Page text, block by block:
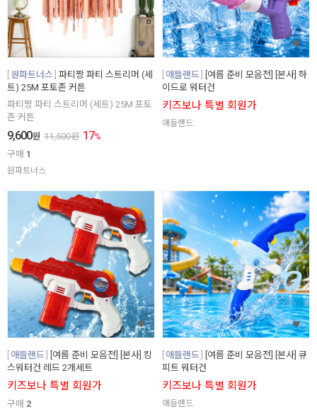
원파트너스 파티짱 파티 스트리머 (세
트) 25M 포토존 커튼
파티짱 파티 스트리머 (세트) 25M 포토
존 커튼
9,600원 11,500원 17%
구매 1
원파트너스
애들랜드
[여름 준비 모음전] [본사] 하
이드로 워터건
키즈보나 특별 회원가
애들랜드
애들랜드
[여름 준비 모음전] [본사] 킹
스워터건 레드 2개세트
키즈보나 특별 회원가
구매 2
애들랜드
[여름 준비 모음전] [본사] 큐
피트 워터건
키즈보나 특별 회원가
애들랜드